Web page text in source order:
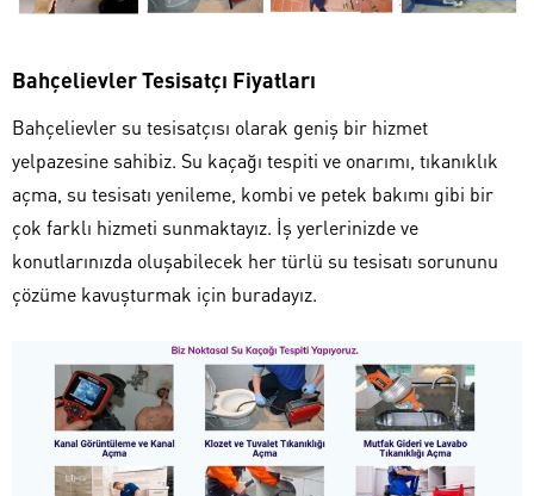
Bahçelievler Tesisatçı Fiyatları
Bahçelievler su tesisatçısı olarak geniş bir hizmet
yelpazesine sahibiz. Su kaçağı tespiti ve onarımı, tıkanıklık
açma, su tesisatı yenileme, kombi ve petek bakımı gibi bir
çok farklı hizmeti sunmaktayız. İş yerlerinizde ve
konutlarınızda oluşabilecek her türlü su tesisatı sorununu
çözüme kavuşturmak için buradayız.